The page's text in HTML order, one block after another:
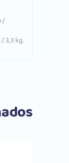
/
3,3 kg.